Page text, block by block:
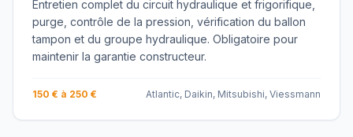
Entretien complet du circuit hydraulique et frigorifique,
purge, contrôle de la pression, vérification du ballon
tampon et du groupe hydraulique. Obligatoire pour
maintenir la garantie constructeur.
150 € à 250 € Atlantic, Daikin, Mitsubishi, Viessmann